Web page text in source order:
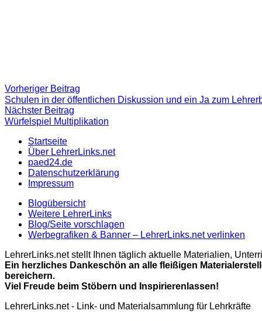
Beitragsnavigation
Vorheriger Beitrag
Beitrag:
Schulen in der öffentlichen Diskussion und ein Ja zum
Nächster Beitrag
Beitrag
Würfelspiel Multiplikation
Startseite
Über LehrerLinks.net
paed24.de
Datenschutzerklärung
Impressum
Blogübersicht
Weitere LehrerLinks
Blog/Seite vorschlagen
Werbegrafiken & Banner – LehrerLinks.net verlinken
LehrerLinks.net stellt Ihnen täglich aktuelle Materialien,
Ein herzliches Dankeschön an alle fleißigen
bereichern.
Viel Freude beim Stöbern und Inspirierenlassen!
LehrerLinks.net - Link- und Materialsammlung für Lehrkräfte